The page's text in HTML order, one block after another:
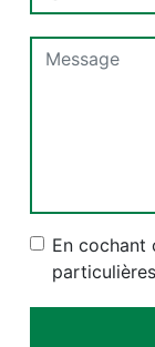
En cochant